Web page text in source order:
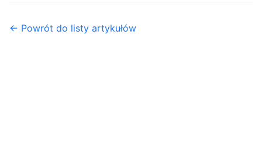
← Powrót do listy artykułów